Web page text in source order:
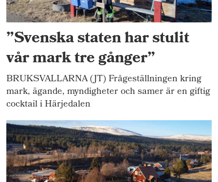
”Svenska staten har stulit
vår mark tre gånger”
BRUKSVALLARNA (JT) Frågeställningen kring
mark, ägande, myndigheter och samer är en giftig
cocktail i Härjedalen